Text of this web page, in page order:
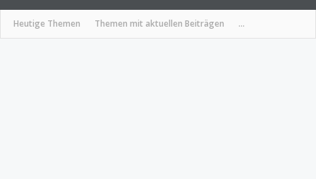
Heutige Themen Themen mit aktuellen Beiträgen ...